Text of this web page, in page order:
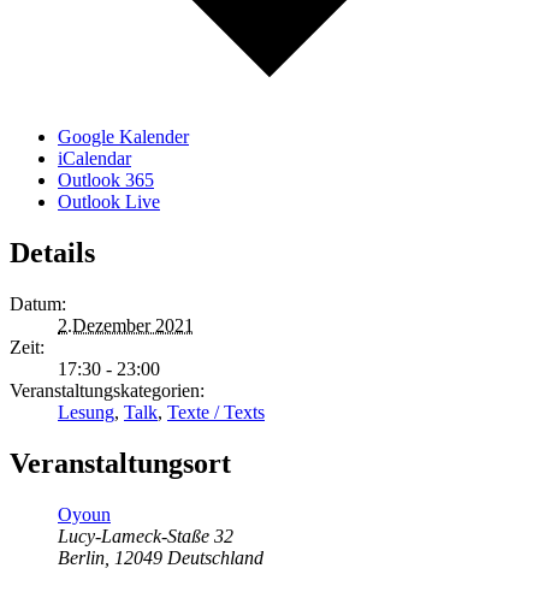
Google Kalender
iCalendar
Outlook 365
Outlook Live
Details
Datum:
2.Dezember 2021
Zeit:
17:30 - 23:00
Veranstaltungskategorien:
Lesung, Talk, Texte / Texts
Veranstaltungsort
Oyoun
Lucy-Lameck-Staße 32
Berlin 12049 Deutschland